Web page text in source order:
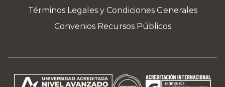
Términos Legales y Condiciones Generales
Convenios Recursos Públicos